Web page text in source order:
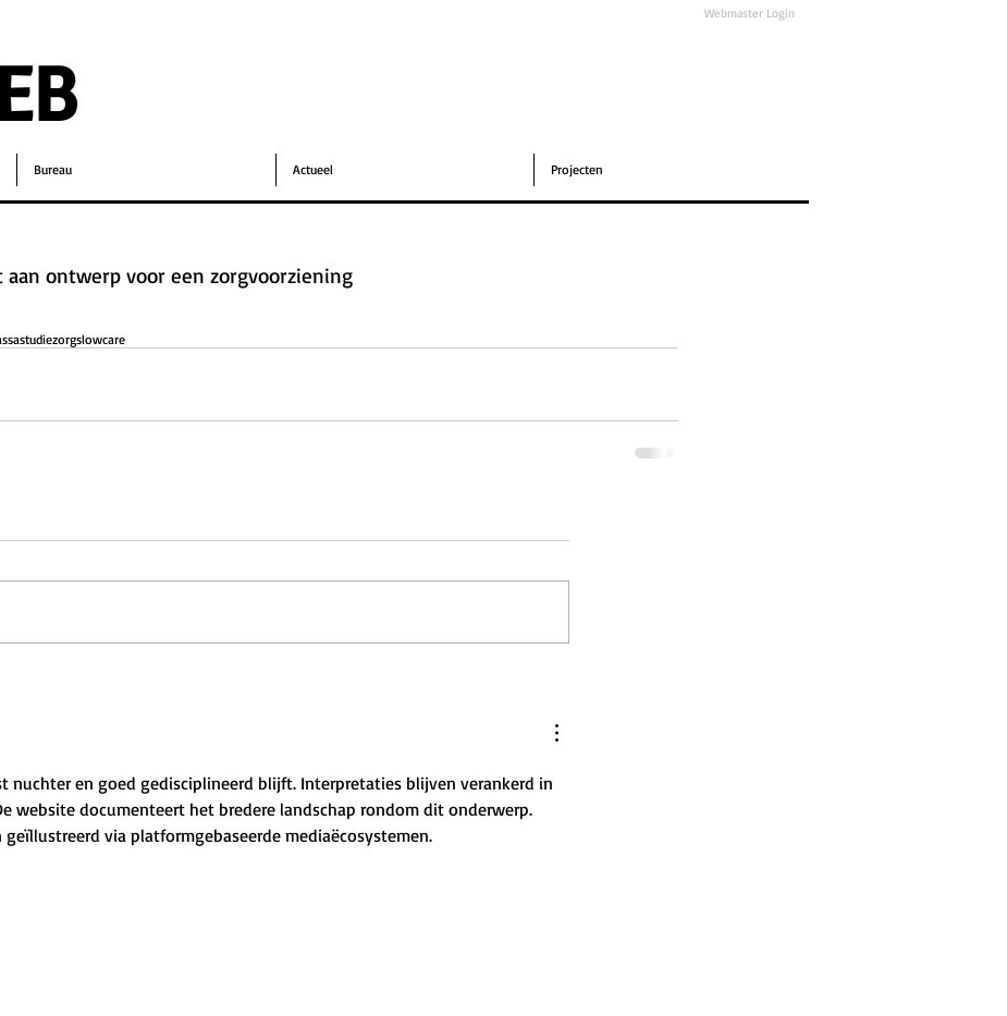
Webmaster Login
Bureau Actueel Projecten
aan ontwerp voor een zorgvoorziening
zorgslowcare
nuchter en goed gedisciplineerd blijft. Interpretaties blijven verankerd in
website documenteert het bredere landschap rondom dit onderwerp.
via platformgebaseerde mediaëcosystemen.